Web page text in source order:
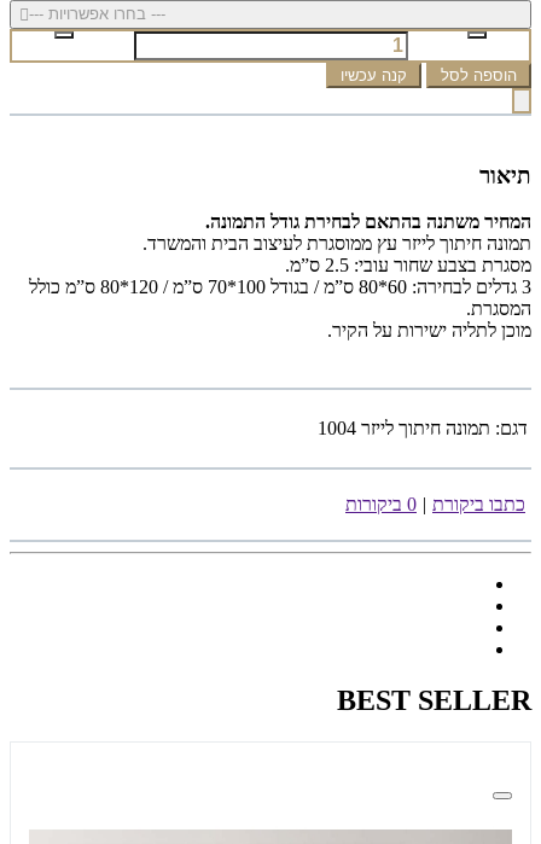
--- בחרו אפשרויות ---
הוספה לסל קנה עכשיו
תיאור
המחיר משתנה בהתאם לבחירת גודל התמונה.
תמונה חיתוך לייזר עץ ממוסגרת לעיצוב הבית והמשרד.
מסגרת בצבע שחור עובי: 2.5 ס”מ.
3 גדלים לבחירה: 60*80 ס”מ / בגודל 100*70 ס”מ / 120*80 ס”מ כולל
המסגרת.
מוכן לתליה ישירות על הקיר.
דגם: תמונה חיתוך לייזר 1004
כתבו ביקורת | 0 ביקורות
BEST SELLER